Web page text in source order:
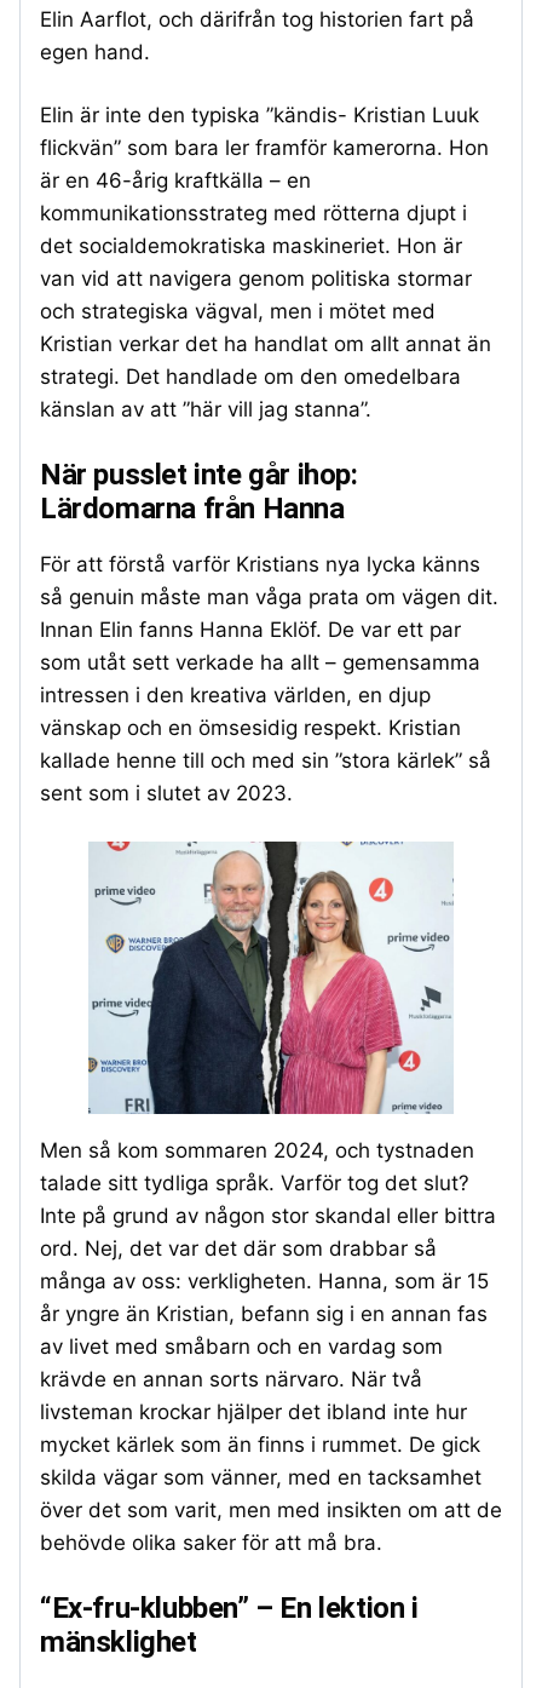
Elin Aarflot, och därifrån tog historien fart på
egen hand.
Elin är inte den typiska ”kändis- Kristian Luuk
flickvän” som bara ler framför kamerorna. Hon
är en 46-årig kraftkälla – en
kommunikationsstrateg med rötterna djupt i
det socialdemokratiska maskineriet. Hon är
van vid att navigera genom politiska stormar
och strategiska vägval, men i mötet med
Kristian verkar det ha handlat om allt annat än
strategi. Det handlade om den omedelbara
känslan av att ”här vill jag stanna”.
När pusslet inte går ihop:
Lärdomarna från Hanna
För att förstå varför Kristians nya lycka känns
så genuin måste man våga prata om vägen dit.
Innan Elin fanns Hanna Eklöf. De var ett par
som utåt sett verkade ha allt – gemensamma
intressen i den kreativa världen, en djup
vänskap och en ömsesidig respekt. Kristian
kallade henne till och med sin ”stora kärlek” så
sent som i slutet av 2023.
Men så kom sommaren 2024, och tystnaden
talade sitt tydliga språk. Varför tog det slut?
Inte på grund av någon stor skandal eller bittra
ord. Nej, det var det där som drabbar så
många av oss: verkligheten. Hanna, som är 15
år yngre än Kristian, befann sig i en annan fas
av livet med småbarn och en vardag som
krävde en annan sorts närvaro. När två
livsteman krockar hjälper det ibland inte hur
mycket kärlek som än finns i rummet. De gick
skilda vägar som vänner, med en tacksamhet
över det som varit, men med insikten om att de
behövde olika saker för att må bra.
“Ex-fru-klubben” – En lektion i
mänsklighet